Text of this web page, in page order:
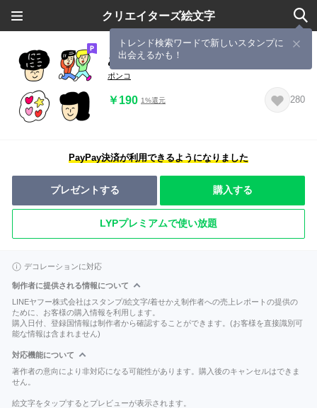
クリエイターズ絵文字
トレンド検索ワードで新しいスタンプに
出会えるかも！
あはは絵文字8
ポンコ
￥190 1%還元 280
PayPay決済が利用できるようになりました
プレゼントする 購入する
LYPプレミアムで使い放題
デコレーションに対応
制作者に提供される情報について
LINEヤフー株式会社はスタンプ/絵文字/着せかえ制作者への売上レポートの提供の
ために、お客様の購入情報を利用します。
購入日付、登録国情報は制作者から確認することができます。(お客様を直接識別可
能な情報は含まれません)
対応機能について
著作者の意向により非対応になる可能性があります。購入後のキャンセルはできま
せん。
絵文字をタップするとプレビューが表示されます。